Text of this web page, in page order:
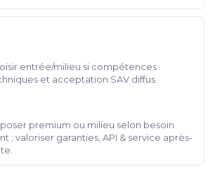
entrée/milieu si compétences
et acceptation SAV diffus.
premium ou milieu selon besoin
; valoriser garanties, API & service après-